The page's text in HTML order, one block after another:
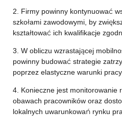
2. Firmy powinny kontynuować
szkołami zawodowymi, by
kształtować ich kwalifikacje
3. W obliczu wzrastającej
powinny budować strategie
poprzez elastyczne warunki
4. Konieczne jest monitorowanie
obawach pracowników oraz
lokalnych uwarunkowań rynku